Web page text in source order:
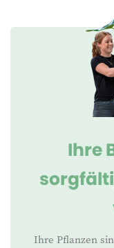
Ihre
Ihre Pflanzen